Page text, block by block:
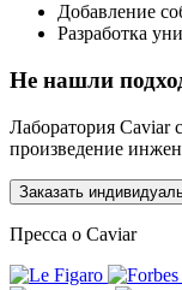
Добавление
Разработка
Не нашли
Лаборатория Caviar
произведение
Заказать
Пресса о Caviar